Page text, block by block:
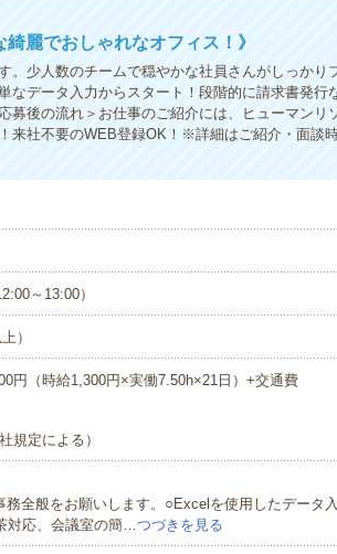
麗でおしゃれなオフィス！》
。少人数のチームで穏やかな社員さんがしっかり
なデータ入力からスタート！段階的に請求書発行
募後の流れ＞お仕事のご紹介には、ヒューマンリ
来社不要のWEB登録OK！※詳細はご紹介・面談
～13:00）
）
円（時給1,300円×実働7.50h×21日）+交通費
規定による）
務全般をお願いします。○Excelを使用したデータ
対応、会議室の簡…つづきを見る